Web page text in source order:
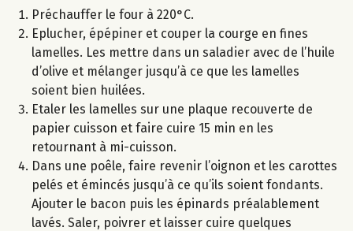
Préchauffer le four à 220°C.
Eplucher, épépiner et couper la courge en fines
lamelles. Les mettre dans un saladier avec de l’huile
d’olive et mélanger jusqu’à ce que les lamelles
soient bien huilées.
Etaler les lamelles sur une plaque recouverte de
papier cuisson et faire cuire 15 min en les
retournant à mi-cuisson.
Dans une poêle, faire revenir l’oignon et les carottes
pelés et émincés jusqu’à ce qu’ils soient fondants.
Ajouter le bacon puis les épinards préalablement
lavés. Saler, poivrer et laisser cuire quelques